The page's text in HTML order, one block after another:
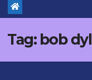
Tag: bob